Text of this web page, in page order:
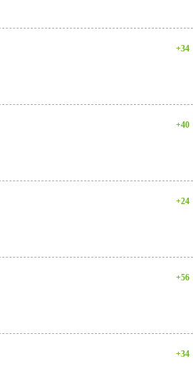
+34
+40
+24
+56
+34